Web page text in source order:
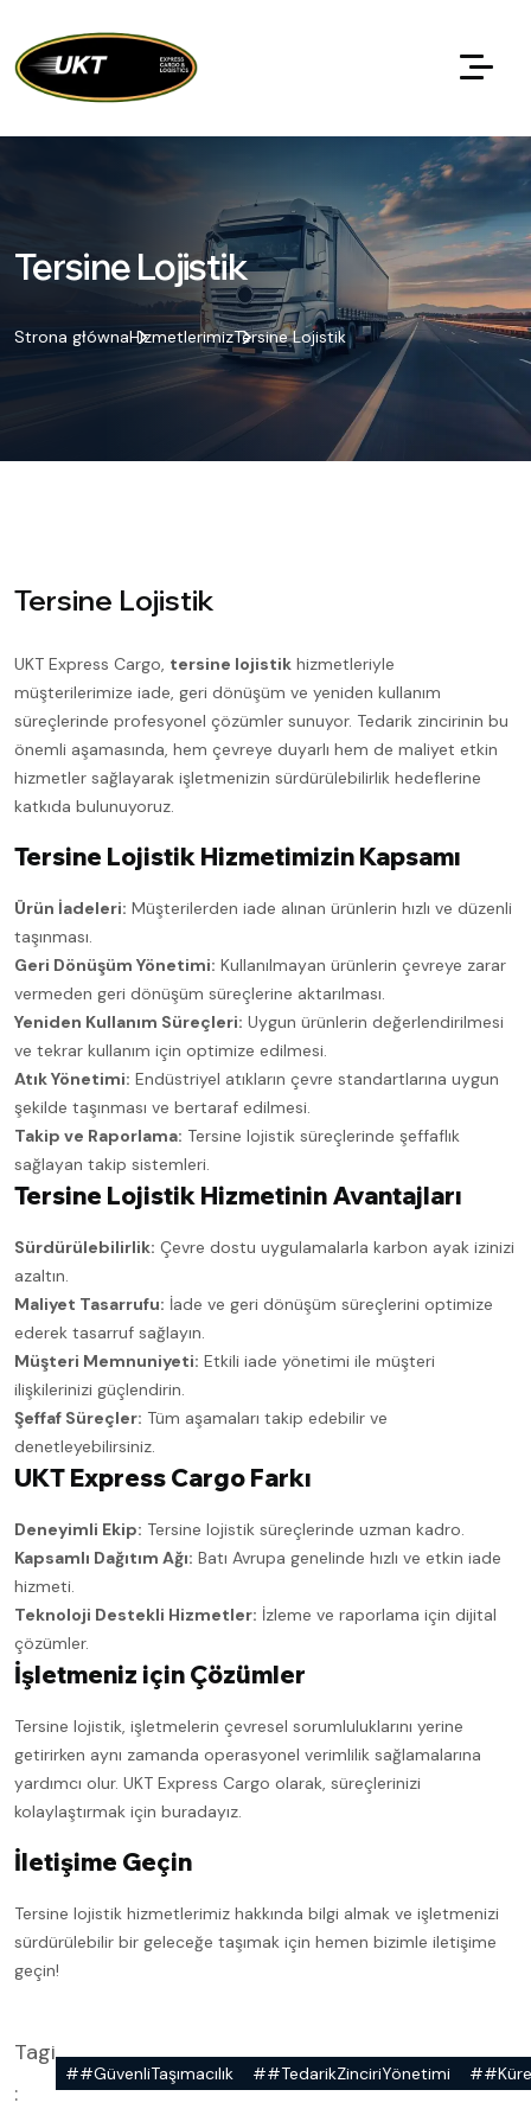
Tersine Lojistik
Strona głównaHizmetlerimizTersine Lojistik
Tersine Lojistik
UKT Express Cargo, tersine lojistik hizmetleriyle
müşterilerimize iade, geri dönüşüm ve yeniden kullanım
süreçlerinde profesyonel çözümler sunuyor. Tedarik zincirinin bu
önemli aşamasında, hem çevreye duyarlı hem de maliyet etkin
hizmetler sağlayarak işletmenizin sürdürülebilirlik hedeflerine
katkıda bulunuyoruz.
Tersine Lojistik Hizmetimizin Kapsamı
Ürün İadeleri: Müşterilerden iade alınan ürünlerin hızlı ve düzenli
taşınması.
Geri Dönüşüm Yönetimi: Kullanılmayan ürünlerin çevreye zarar
vermeden geri dönüşüm süreçlerine aktarılması.
Yeniden Kullanım Süreçleri: Uygun ürünlerin değerlendirilmesi
ve tekrar kullanım için optimize edilmesi.
Atık Yönetimi: Endüstriyel atıkların çevre standartlarına uygun
şekilde taşınması ve bertaraf edilmesi.
Takip ve Raporlama: Tersine lojistik süreçlerinde şeffaflık
sağlayan takip sistemleri.
Tersine Lojistik Hizmetinin Avantajları
Sürdürülebilirlik: Çevre dostu uygulamalarla karbon ayak izinizi
azaltın.
Maliyet Tasarrufu: İade ve geri dönüşüm süreçlerini optimize
ederek tasarruf sağlayın.
Müşteri Memnuniyeti: Etkili iade yönetimi ile müşteri
ilişkilerinizi güçlendirin.
Şeffaf Süreçler: Tüm aşamaları takip edebilir ve
denetleyebilirsiniz.
UKT Express Cargo Farkı
Deneyimli Ekip: Tersine lojistik süreçlerinde uzman kadro.
Kapsamlı Dağıtım Ağı: Batı Avrupa genelinde hızlı ve etkin iade
hizmeti.
Teknoloji Destekli Hizmetler: İzleme ve raporlama için dijital
çözümler.
İşletmeniz için Çözümler
Tersine lojistik, işletmelerin çevresel sorumluluklarını yerine
getirirken aynı zamanda operasyonel verimlilik sağlamalarına
yardımcı olur. UKT Express Cargo olarak, süreçlerinizi
kolaylaştırmak için buradayız.
İletişime Geçin
Tersine lojistik hizmetlerimiz hakkında bilgi almak ve işletmenizi
sürdürülebilir bir geleceğe taşımak için hemen bizimle iletişime
geçin!
Tagi
:
##GüvenliTaşımacılık ##TedarikZinciriYönetimi